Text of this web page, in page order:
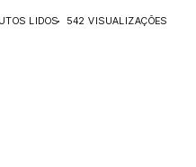
LIDOS 542 VISUALIZAÇÕES